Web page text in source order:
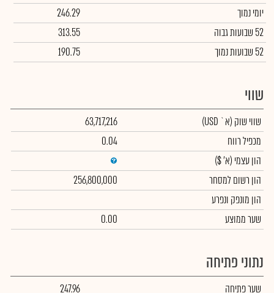
יומי נמוך
246.29
52 שבועות גבוה
313.55
52 שבועות נמוך
190.75
שווי
שווי שוק (א` USD)
63,717,216
מכפיל רווח
0.04
הון עצמי (א' $)
הון רשום למסחר
256,800,000
הון מונפק ונפרע
שער ממוצע
0.00
נתוני פתיחה
שער פתיחה 247.96